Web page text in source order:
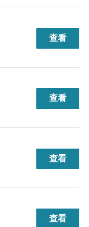
查看
查看
查看
查看